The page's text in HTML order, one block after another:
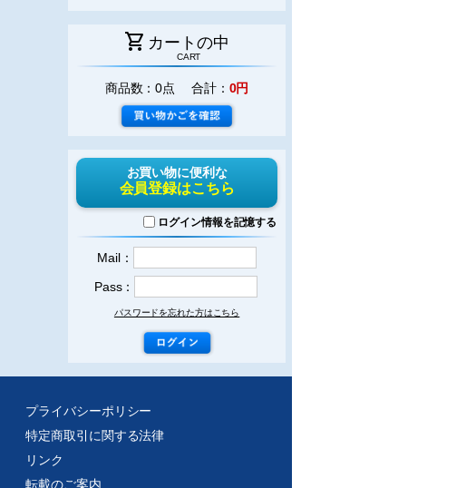
shopping_cart カートの中
CART
商品数：0点 合計： 0円
お買い物に便利な
会員登録はこちら
ログイン情報を記憶する
Mail：
Pass：
パスワードを忘れた方はこちら
プライバシーポリシー
特定商取引に関する法律
リンク
転載のご案内